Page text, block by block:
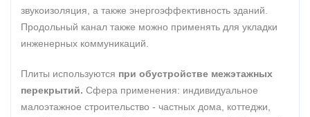
звукоизоляция, а также энергоэффективность зданий.
Продольный канал также можно применять для укладки
инженерных коммуникаций.
Плиты используются при обустройстве межэтажных
перекрытий. Сфера применения: индивидуальное
малоэтажное строительство - частных дома, коттеджи,